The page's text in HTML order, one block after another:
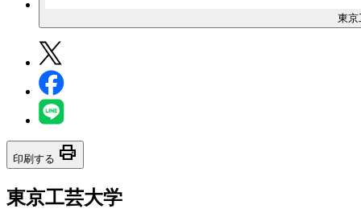
東京
印刷する print
東京工芸大学